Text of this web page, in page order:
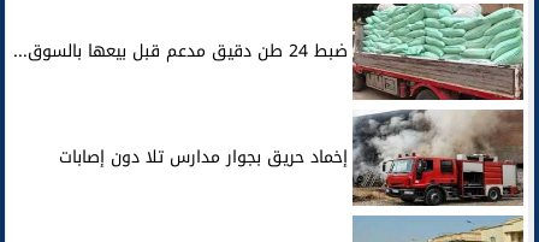
ضبط 24 طن دقيق مدعم قبل بيعها بالسوق...
إخماد حريق بجوار مدارس تلا دون إصابات